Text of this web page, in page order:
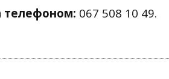
телефоном: 067 508 10 49.